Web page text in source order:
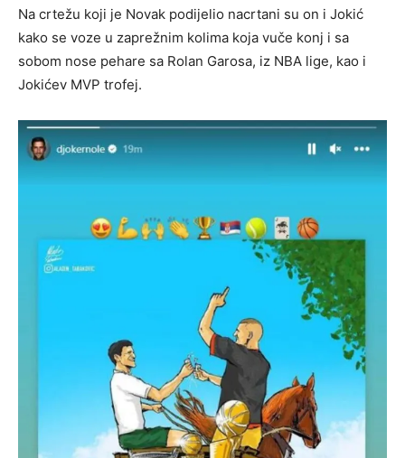
Na crtežu koji je Novak podijelio nacrtani su on i Jokić
kako se voze u zaprežnim kolima koja vuče konj i sa
sobom nose pehare sa Rolan Garosa, iz NBA lige, kao i
Jokićev MVP trofej.